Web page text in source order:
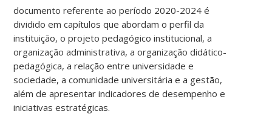
documento referente ao período 2020-2024 é
dividido em capítulos que abordam o perfil da
instituição, o projeto pedagógico institucional, a
organização administrativa, a organização didático-
pedagógica, a relação entre universidade e
sociedade, a comunidade universitária e a gestão,
além de apresentar indicadores de desempenho e
iniciativas estratégicas.